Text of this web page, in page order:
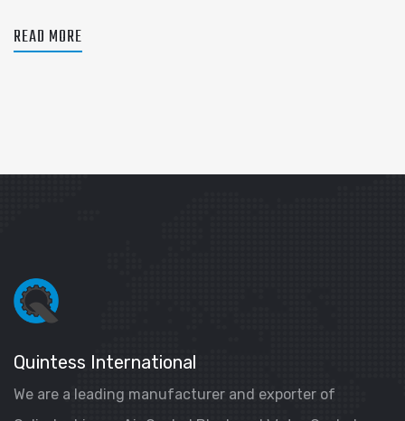
READ MORE
Quintess International
We are a leading manufacturer and exporter of